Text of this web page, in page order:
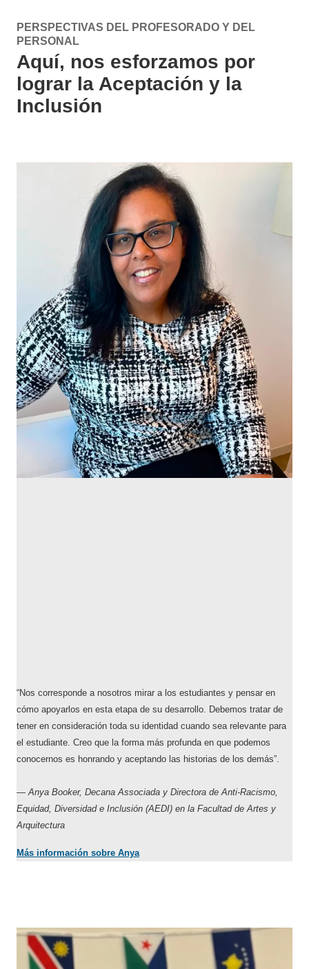
Urbana.
Captions
and
transcript
are
available
in
the
YouTube
Diversidad.
transcript
are
available
in
PERSPECTIVAS DEL PROFESORADO Y DEL
PERSONAL
Aquí, nos esforzamos por
lograr la Aceptación y la
Inclusión
“Nos corresponde a nosotros mirar a los estudiantes y pensar en
cómo apoyarlos en esta etapa de su desarrollo. Debemos tratar de
tener en consideración toda su identidad cuando sea relevante para
el estudiante. Creo que la forma más profunda en que podemos
conocernos es honrando y aceptando las historias de los demás”.
— Anya Booker, Decana Associada y Directora de Anti-Racismo,
Equidad, Diversidad e Inclusión (AEDI) en la Facultad de Artes y
Arquitectura
Más información sobre Anya